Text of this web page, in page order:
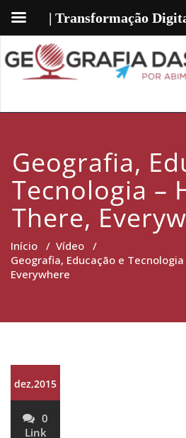
Geografia,
Tecnologia –
There,
Início / Vídeo /
Geografia, Educação e
Everywhere
dez,2015
0
Link
| Transformação